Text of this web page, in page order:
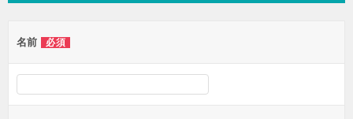
名前 必須